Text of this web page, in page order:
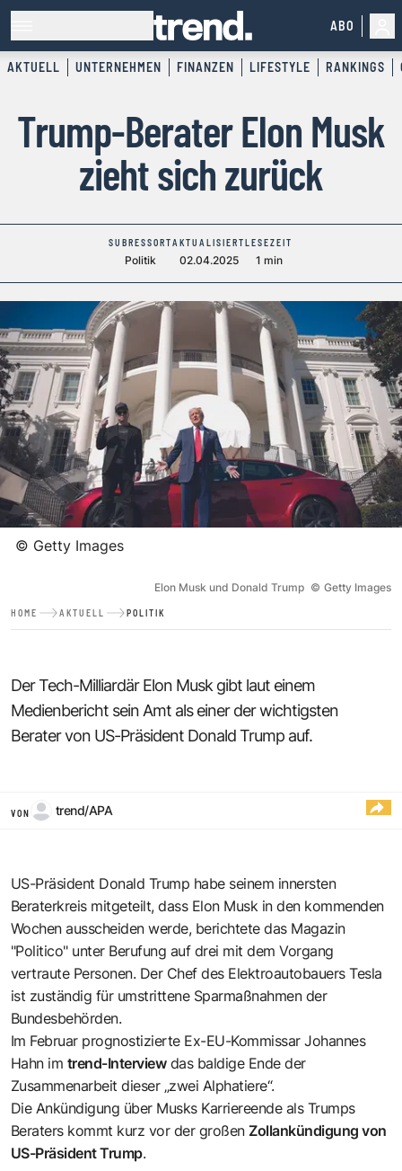
ABO
AKTUELL UNTERNEHMEN FINANZEN LIFESTYLE RANKINGS
Trump-Berater Elon Musk
zieht sich zurück
SUBRESSORT
Politik
AKTUALISIERT
02.04.2025
LESEZEIT
1 min
© Getty Images
Elon Musk und Donald Trump © Getty Images
HOME AKTUELL POLITIK
Der Tech-Milliardär Elon Musk gibt laut einem
Medienbericht sein Amt als einer der wichtigsten
Berater von US-Präsident Donald Trump auf.
VON trend/APA
US-Präsident Donald Trump habe seinem innersten
Beraterkreis mitgeteilt, dass Elon Musk in den kommenden
Wochen ausscheiden werde, berichtete das Magazin
"Politico" unter Berufung auf drei mit dem Vorgang
vertraute Personen. Der Chef des Elektroautobauers Tesla
ist zuständig für umstrittene Sparmaßnahmen der
Bundesbehörden.
Im Februar prognostizierte Ex-EU-Kommissar Johannes
Hahn im trend-Interviewdas baldige Ende der
Zusammenarbeit dieser „zwei Alphatiere“.
Die Ankündigung über Musks Karriereende als Trumps
Beraters kommt kurz vor der großenZollankündigung von
US-Präsident Trump.